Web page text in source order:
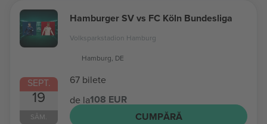
SEPT.
19
SÂM.
Hamburger SV vs FC Köln Bundesliga
Volksparkstadion Hamburg
Hamburg, DE
67 bilete
de la108 EUR
CUMPĂRĂ